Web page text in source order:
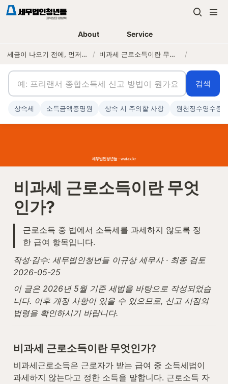
About Service
세금이 나오기 전에, 먼저 연락하는 세무법인 / 비과세 근로소득이란 무엇인가? /
비과세 근로소득이란 무엇
인가?
근로소득 중 법에서 소득세를 과세하지 않도록 정
한 급여 항목입니다.
작성·감수: 세무법인청년들 이규상 세무사 · 최종 검토
2026-05-25
이 글은 2026년 5월 기준 세법을 바탕으로 작성되었습
니다. 이후 개정 사항이 있을 수 있으므로, 신고 시점의
법령을 확인하시기 바랍니다.
비과세 근로소득이란 무엇인가?
비과세근로소득은 근로자가 받는 급여 중 소득세법이
과세하지 않는다고 정한 소득을 말합니다. 근로소득 자
검색
상속세 소득금액증명원 상속 시 주의할 사항 원천징수영수증